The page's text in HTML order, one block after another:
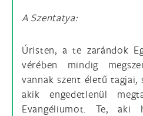
A Szentatya:
Úristen, a te zarándok
vérében mindig
vannak szent életű
akik engedetlenül
Evangéliumot. Te, aki